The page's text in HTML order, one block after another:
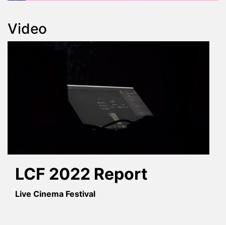
Video
LCF 2022 Report
Live Cinema Festival